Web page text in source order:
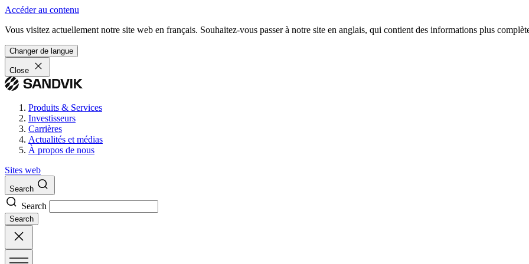
Accéder au contenu
Vous visitez actuellement notre site web en français. Souhaitez-vous passer à notre site en anglais, qui contient des informations plus
Changer de langue
Close
Produits & Services
Investisseurs
Carrières
Actualités et médias
À propos de nous
Sites web
Search
Search
Search